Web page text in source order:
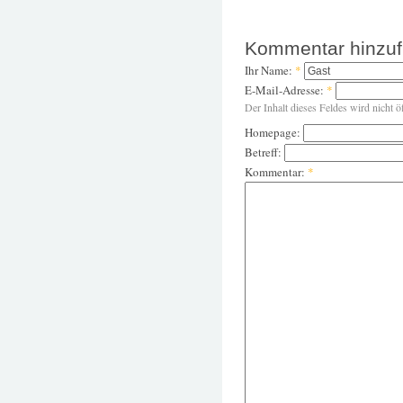
Kommentar
Ihr Name: *
E-Mail-Adresse: *
Der Inhalt dieses Feldes wird nicht
Homepage:
Betreff:
Kommentar: *